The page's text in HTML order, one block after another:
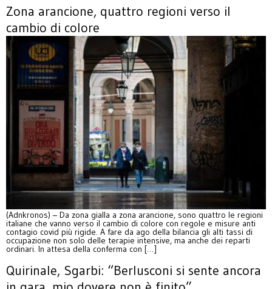
Zona arancione, quattro regioni verso il
cambio di colore
(Adnkronos) – Da zona gialla a zona arancione, sono quattro le regioni
italiane che vanno verso il cambio di colore con regole e misure anti
contagio covid più rigide. A fare da ago della bilancia gli alti tassi di
occupazione non solo delle terapie intensive, ma anche dei reparti
ordinari. In attesa della conferma con […]
Quirinale, Sgarbi: “Berlusconi si sente ancora